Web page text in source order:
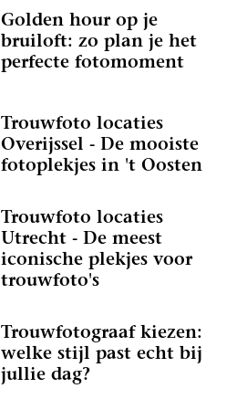
Golden hour op je
bruiloft: zo plan je het
perfecte fotomoment
Trouwfoto locaties
Overijssel - De mooiste
fotoplekjes in 't Oosten
Trouwfoto locaties
Utrecht - De meest
iconische plekjes voor
trouwfoto's
Trouwfotograaf kiezen:
welke stijl past echt bij
jullie dag?